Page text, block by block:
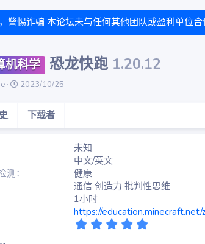
警惕诈骗 本论坛未与任何其他团队或盈利单位
机科学 恐龙快跑 1.20.12
创
2023/10/25
下载者
未知
中文/英文
测
健康
通信 创造力 批判性思维
1小时
https://education.minecraft.net/